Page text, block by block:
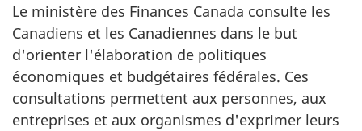
Le ministère des Finances Canada consulte les
Canadiens et les Canadiennes dans le but
d'orienter l'élaboration de politiques
économiques et budgétaires fédérales. Ces
consultations permettent aux personnes, aux
entreprises et aux organismes d'exprimer leurs